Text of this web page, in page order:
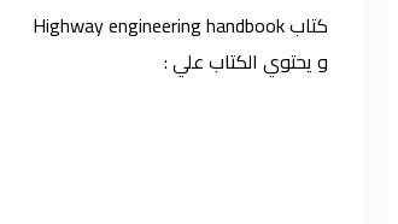
كتاب Highway engineering handbook
و يحتوي الكتاب علي :